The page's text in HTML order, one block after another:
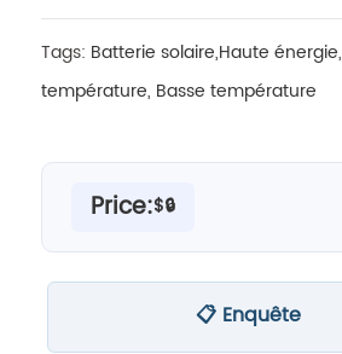
Tags: Batterie solaire,Haute énergie,
température, Basse température
Price:$🔒
📋 Enquête